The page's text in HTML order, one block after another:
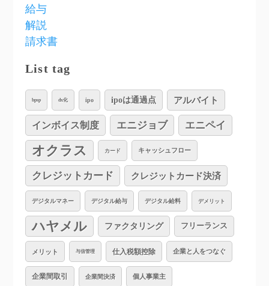
給与
解説
請求書
List tag
bpsp dx化 ipo ipoは通過点 アルバイト
インボイス制度 エニジョブ エニペイ
オクラス カード キャッシュフロー
クレジットカード クレジットカード決済
デジタルマネー デジタル給与 デジタル給料 デメリット
ハヤメル ファクタリング フリーランス
メリット 与信管理 仕入税額控除 企業と人をつなぐ
企業間取引 企業間決済 個人事業主